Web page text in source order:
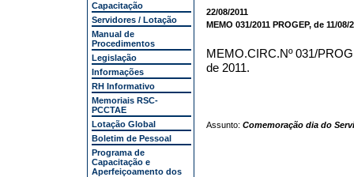
Capacitação
Servidores / Lotação
Manual de
Procedimentos
Legislação
Informações
RH Informativo
Memoriais RSC-
PCCTAE
Lotação Global
Boletim de Pessoal
Programa de
Capacitação e
Aperfeiçoamento dos
22/08/2011
MEMO 031/2011 PROGEP, de 11/
MEMO.CIRC.Nº 031/
de 2011.
Assunto: Comemoração dia do